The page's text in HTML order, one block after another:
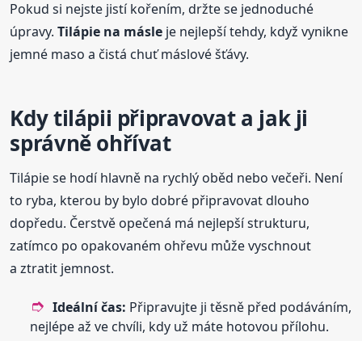
Pokud si nejste jistí kořením, držte se jednoduché
úpravy.Tilápie na másle je nejlepší tehdy, když vynikne
jemné maso a čistá chuť máslové šťávy.
Kdy tilápii připravovat a jak ji
správně ohřívat
Tilápie se hodí hlavně na rychlý oběd nebo večeři. Není
to ryba, kterou by bylo dobré připravovat dlouho
dopředu. Čerstvě opečená má nejlepší strukturu,
zatímco po opakovaném ohřevu může vyschnout
a ztratit jemnost.
Ideální čas: Připravujte ji těsně před podáváním,
nejlépe až ve chvíli, kdy už máte hotovou přílohu.